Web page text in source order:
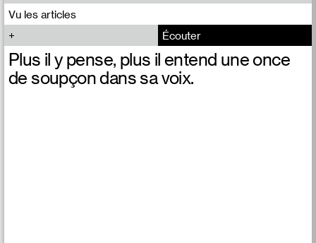
Vu les articles
Écouter
Plus il y pense, plus il entend une once
de soupçon dans sa voix.